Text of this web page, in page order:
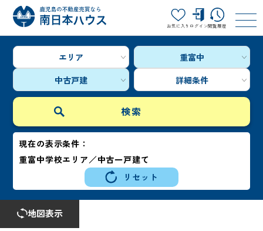
お気に入り ログイン閲覧履歴
エリア
重富中
中古戸建
詳細条件
現在の表示条件：
重富中学校エリア／中古一戸建て
リセット
地図表示